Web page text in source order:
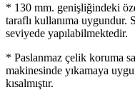
* 130 mm. genişliğindeki
taraflı kullanıma uygundur.
seviyede yapılabilmektedir.
* Paslanmaz çelik koruma
makinesinde yıkamaya
kısalmıştır.